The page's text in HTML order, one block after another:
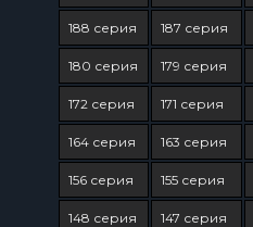
188 серия 187 серия
180 серия 179 серия
172 серия 171 серия
164 серия 163 серия
156 серия 155 серия
148 серия 147 серия